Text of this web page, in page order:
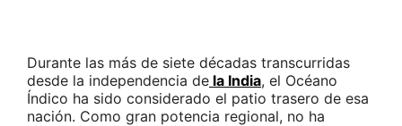
Durante las más de siete décadas transcurridas
desde la independencia de la India, el Océano
Índico ha sido considerado el patio trasero de esa
nación. Como gran potencia regional, no ha